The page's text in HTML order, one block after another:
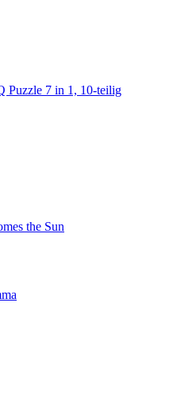
Puzzle 7 in 1, 10-teilig
the Sun